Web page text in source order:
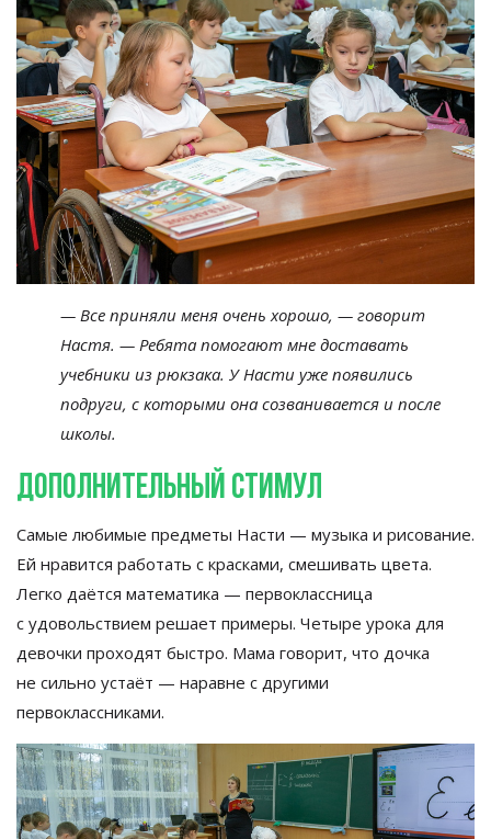
— Все приняли меня очень хорошо, — говорит
Настя. — Ребята помогают мне доставать
учебники из рюкзака. У Насти уже появились
подруги, с которыми она созванивается и после
школы.
Дополнительный стимул
Самые любимые предметы Насти — музыка и рисование.
Ей нравится работать с красками, смешивать цвета.
Легко даётся математика — первоклассница
с удовольствием решает примеры. Четыре урока для
девочки проходят быстро. Мама говорит, что дочка
не сильно устаёт — наравне с другими
первоклассниками.